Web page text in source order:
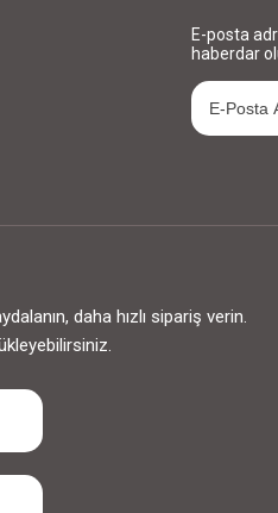
E-posta
haberdar
daha hızlı sipariş verin.